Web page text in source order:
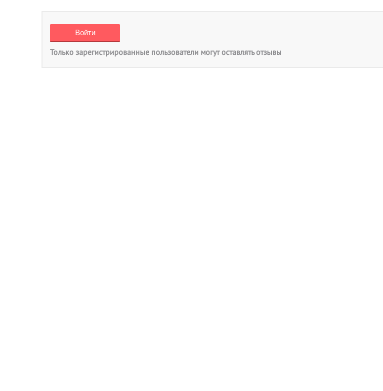
Только зарегистрированные пользователи могут оставлять отзывы